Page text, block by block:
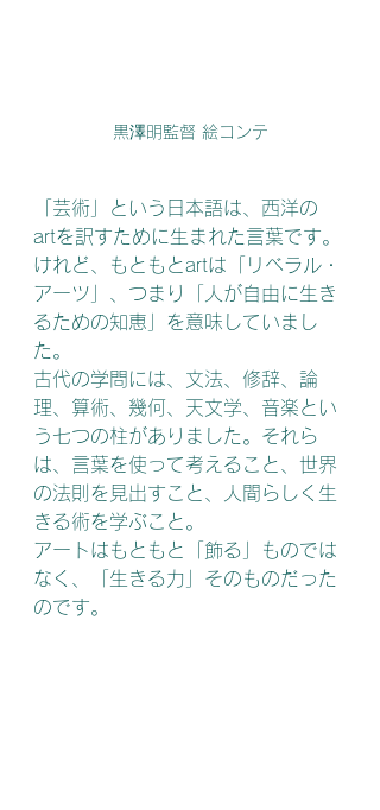
黒澤明監督 絵コンテ
「芸術」という日本語は、西洋の
art﻿を訳すために生まれた言葉です。
けれど、もともとart﻿は「リベラル・
アーツ」、つまり「人が自由に生き
るための知恵」を意味していまし
た。
古代の学問には、文法、修辞、論
理、算術、幾何、天文学、音楽とい
う七つの柱がありました。それら
は、言葉を使って考えること、世界
の法則を見出すこと、人間らしく生
きる術を学ぶこと。
アートはもともと「飾る」ものでは
なく、「生きる力」そのものだった
のです。